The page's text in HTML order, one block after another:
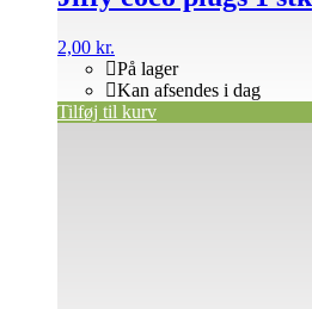
2,00 kr.
På lager
Kan afsendes i dag
Tilføj til kurv